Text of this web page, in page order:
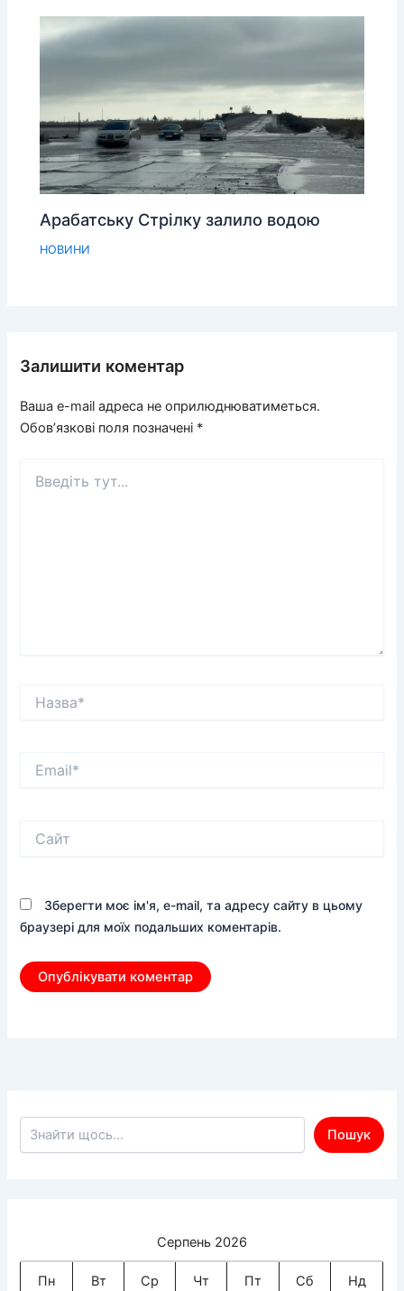
Арабатську Стрілку залило водою
НОВИНИ
Залишити коментар
Ваша e-mail адреса не оприлюднюватиметься.
Обов’язкові поля позначені *
тут...
Зберегти моє ім'я, e-mail, та адресу сайту в цьому
браузері для моїх подальших коментарів.
Пошук по сайту
Пошук
Серпень 2026
Пн Вт Ср Чт Пт Сб Нд